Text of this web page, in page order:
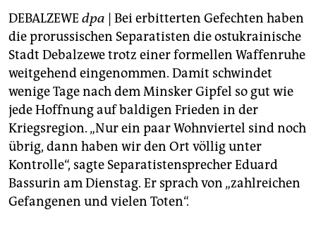
fragen & hilfe
unterstützen
abo
genossenschaft
epaper login
DEBALZEWE dpa | Bei erbitterten Gefechten haben
die prorussischen Separatisten die ostukrainische
Stadt Debalzewe trotz einer formellen Waffenruhe
weitgehend eingenommen. Damit schwindet
wenige Tage nach dem Minsker Gipfel so gut wie
jede Hoffnung auf baldigen Frieden in der
Kriegsregion. „Nur ein paar Wohnviertel sind noch
übrig, dann haben wir den Ort völlig unter
Kontrolle“, sagte Separatistensprecher Eduard
Bassurin am Dienstag. Er sprach von „zahlreichen
Gefangenen und vielen Toten“.